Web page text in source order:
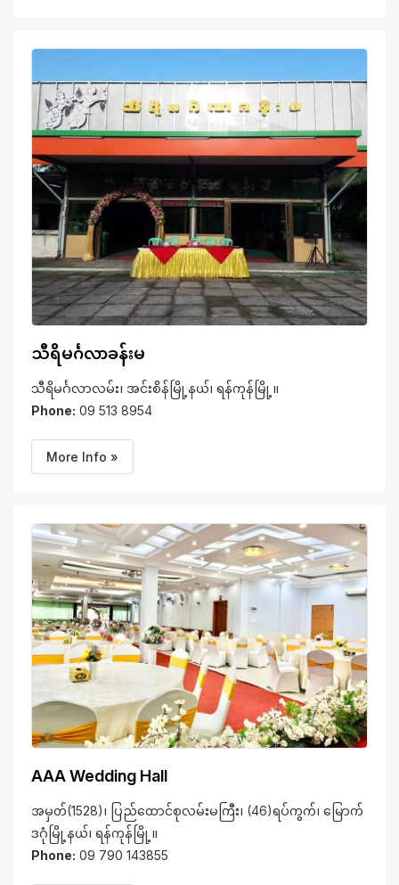
သီရိမင်္ဂလာခန်းမ
သီရိမင်္ဂလာလမ်း၊ အင်းစိန်မြို့နယ်၊ ရန်ကုန်မြို့။
Phone: 09 513 8954
More Info »
AAA Wedding Hall
အမှတ်(1528)၊ ပြည်ထောင်စုလမ်းမကြီး၊ (46)ရပ်ကွက်၊ မြောက်
ဒဂုံမြို့နယ်၊ ရန်ကုန်မြို့။
Phone: 09 790 143855